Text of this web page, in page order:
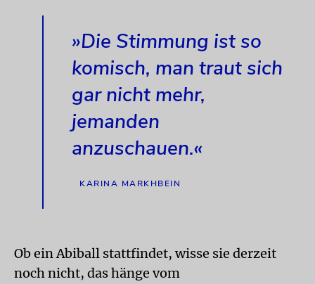
»Die Stimmung ist so
komisch, man traut sich
gar nicht mehr,
jemanden
anzuschauen.«
KARINA MARKHBEIN
Ob ein Abiball stattfindet, wisse sie derzeit
noch nicht, das hänge vom